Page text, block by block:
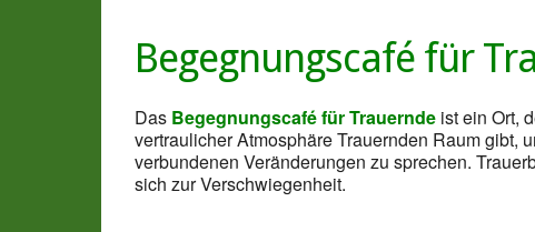
Begegnungscafé für
Das Begegnungscafé für Trauernde ist ein Ort,
vertraulicher Atmosphäre Trauernden Raum gibt,
verbundenen Veränderungen zu sprechen.
sich zur Verschwiegenheit.